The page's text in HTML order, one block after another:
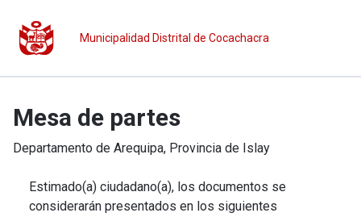
Municipalidad Distrital de Cocachacra
Mesa de partes
Departamento de Arequipa, Provincia de Islay
Estimado(a) ciudadano(a), los documentos se
considerarán presentados en los siguientes